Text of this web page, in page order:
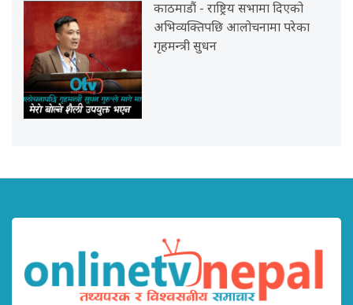
काठमाडौं - राष्ट्रिय सभामा दिएको
अभिव्यक्तिपछि आलोचनामा परेका
गृहमन्त्री सुधन